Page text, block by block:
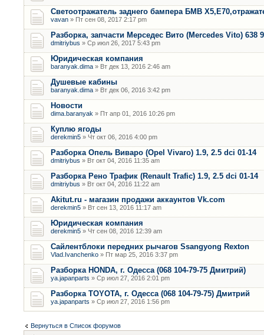
Светоотражатель заднего бампера БМВ
vavan » Пт сен 08, 2017 2:17 pm
Разборка, запчасти Мерседес Вито (Mercedes Vito) 638
dmitriybus » Ср июл 26, 2017 5:43 pm
Юридическая компания
baranyak.dima » Вт дек 13, 2016 2:46 am
Душевые кабины
baranyak.dima » Вт дек 06, 2016 3:42 pm
Новости
dima.baranyak » Пт апр 01, 2016 10:26 pm
Куплю ягоды
derekmin5 » Чт окт 06, 2016 4:00 pm
Разборка Опель Виваро (Opel Vivaro) 1.9, 2.5 dci 01-14
dmitriybus » Вт окт 04, 2016 11:35 am
Разборка Рено Трафик (Renault Trafic) 1.9, 2.5 dci 01-14
dmitriybus » Вт окт 04, 2016 11:22 am
Akitut.ru - магазин продажи аккаунтов Vk.com
derekmin5 » Вт сен 13, 2016 11:17 am
Юридическая компания
derekmin5 » Чт сен 08, 2016 12:39 am
Сайлентблоки передних рычагов Ssangyong Rexton
Vlad.Ivanchenko » Пт мар 25, 2016 3:37 pm
Разборка HONDA, г. Одесса (068 104-79-75 Дмитрий)
ya.japanparts » Ср июл 27, 2016 2:01 pm
Разборка TOYOTA, г. Одесса (068 104-79-75) Дмитрий
ya.japanparts » Ср июл 27, 2016 1:56 pm
Вернуться в Список форумов